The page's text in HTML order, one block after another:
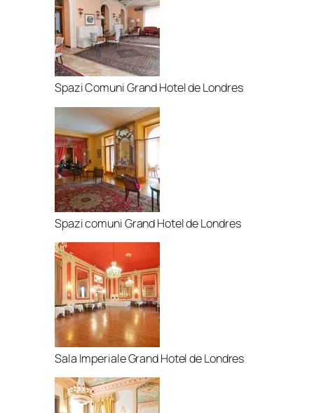
Spazi Comuni Grand Hotel de Londres
Spazi comuni Grand Hotel de Londres
Sala Imperiale Grand Hotel de Londres